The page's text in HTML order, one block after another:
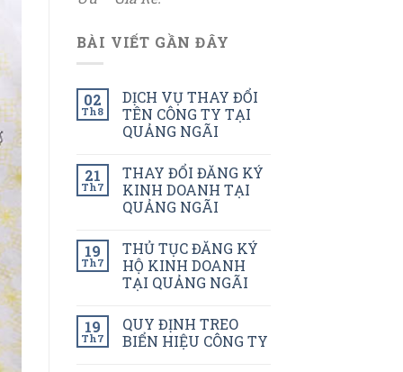
BÀI VIẾT GẦN ĐÂY
02
Th8
DỊCH VỤ THAY ĐỔI
TÊN CÔNG TY TẠI
QUẢNG NGÃI
21
Th7
THAY ĐỔI ĐĂNG KÝ
KINH DOANH TẠI
QUẢNG NGÃI
19
Th7
THỦ TỤC ĐĂNG KÝ
HỘ KINH DOANH
TẠI QUẢNG NGÃI
19
Th7
QUY ĐỊNH TREO
BIỂN HIỆU CÔNG TY